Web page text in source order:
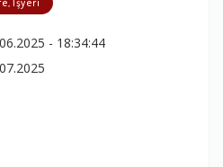
- 18:34:44